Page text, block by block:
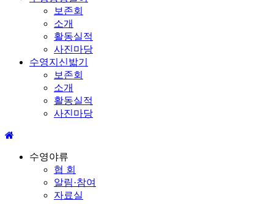
보존회
소개
활동실적
사진마당
수영지신밟기
보존회
소개
활동실적
사진마당
수영야류
협 회
알림·참여
자료실